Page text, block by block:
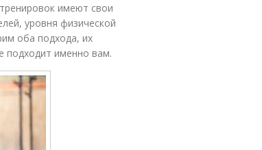
имеют свои
уровня физической
оба подхода, их
подходит именно вам.